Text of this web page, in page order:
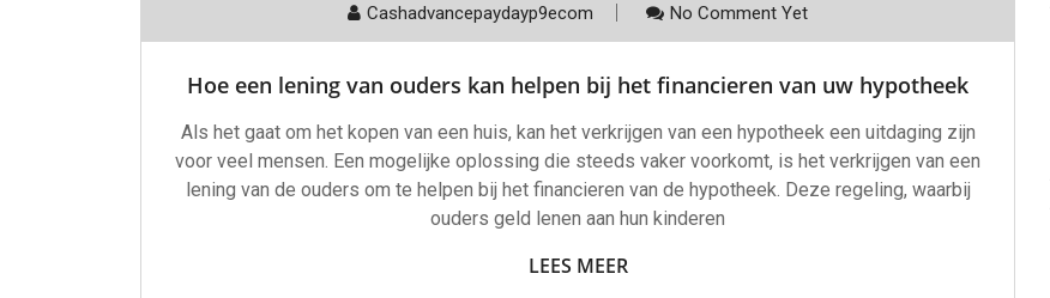
Cashadvancepaydayp9ecom No Comment Yet
Hoe een lening van ouders kan helpen bij het financieren van uw hypotheek
Als het gaat om het kopen van een huis, kan het verkrijgen van een hypotheek een uitdaging zijn
voor veel mensen. Een mogelijke oplossing die steeds vaker voorkomt, is het verkrijgen van een
lening van de ouders om te helpen bij het financieren van de hypotheek. Deze regeling, waarbij
ouders geld lenen aan hun kinderen
LEES MEER